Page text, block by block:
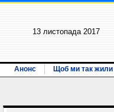
13 листопада 2017
Анонс Щоб ми так жили